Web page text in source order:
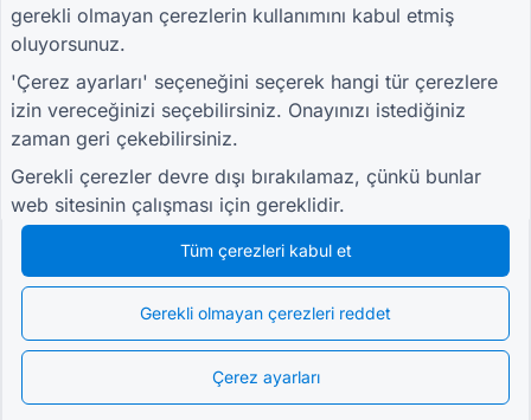
TOPLULUĞA KATIL
KILAVUZLAR
Yardım Merkezi
Blog
TIGER FORM
Kılavuzu
ŞIRKET
Hakkımızda
Bize Ulaşın
ŞARTLAR
Şartlar
Gizlilik Politikası
© 2026 QR Form Generator. All rights reserved.
gerekli olmayan çerezlerin kullanımını kabul etmiş
oluyorsunuz.
'Çerez ayarları' seçeneğini seçerek hangi tür çerezlere
izin vereceğinizi seçebilirsiniz. Onayınızı istediğiniz
zaman geri çekebilirsiniz.
Gerekli çerezler devre dışı bırakılamaz, çünkü bunlar
web sitesinin çalışması için gereklidir.
Tüm çerezleri kabul et
Gerekli olmayan çerezleri reddet
Çerez ayarları